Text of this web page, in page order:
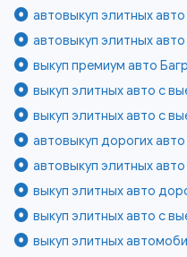
автовыкуп элитных
автовыкуп элитных
выкуп премиум авто
выкуп элитных авто с
выкуп элитных авто с
автовыкуп дорогих
автовыкуп элитных
выкуп элитных авто
выкуп элитных авто с
выкуп элитных